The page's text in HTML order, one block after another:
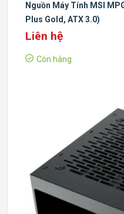
Nguồn Máy Tính MSI
Plus Gold, ATX 3.0)
Liên hệ
Còn hàng